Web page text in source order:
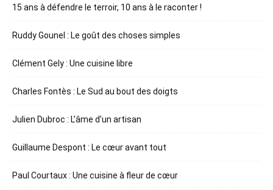
15 ans à défendre le terroir, 10 ans à le raconter !
Ruddy Gounel : Le goût des choses simples
Clément Gely : Une cuisine libre
Charles Fontès : Le Sud au bout des doigts
Julien Dubroc : L’âme d’un artisan
Guillaume Despont : Le cœur avant tout
Paul Courtaux : Une cuisine à fleur de cœur